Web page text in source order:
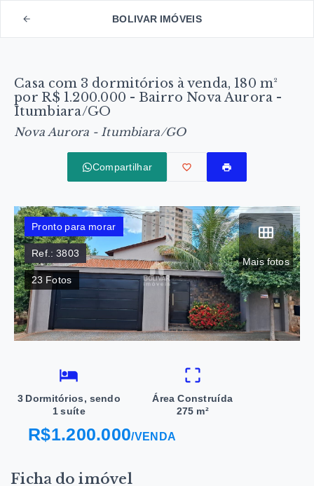
BOLIVAR IMÓVEIS
Casa com 3 dormitórios à venda, 180 m²
por R$ 1.200.000 - Bairro Nova Aurora -
Itumbiara/GO
Nova Aurora - Itumbiara/GO
Compartilhar
Mais fotos
Pronto para morar
Ref.:3803
23 Fotos
3 Dormitórios, sendo
1 suíte
Área Construída
275 m²
R$1.200.000/VENDA
Ficha do imóvel